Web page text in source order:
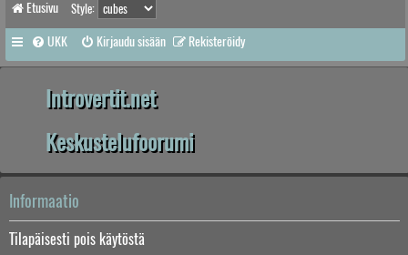
Etusivu Style:
UKK Kirjaudu sisään Rekisteröidy
Introvertit.net
Keskustelufoorumi
Informaatio
Tilapäisesti pois käytöstä